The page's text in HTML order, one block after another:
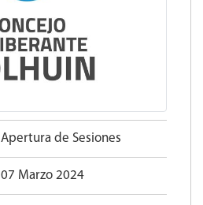
Apertura de Sesiones
07 Marzo 2024